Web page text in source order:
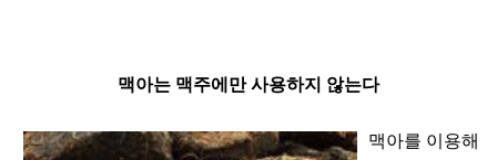
맥아는 맥주에만 사용하지 않는다
맥아를 이용해